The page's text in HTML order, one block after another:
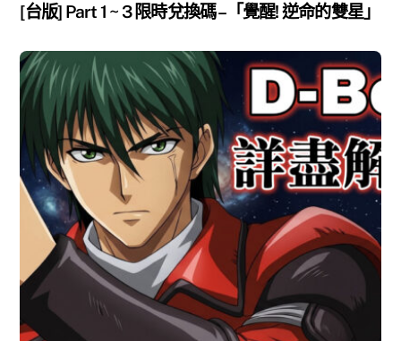
[台版] Part 1 ~ 3 限時兌換碼 –「覺醒! 逆命的雙星」